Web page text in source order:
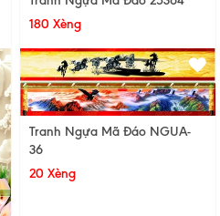
180 Xèng
Tranh Ngựa Mã Đáo NGUA-
36
20 Xèng